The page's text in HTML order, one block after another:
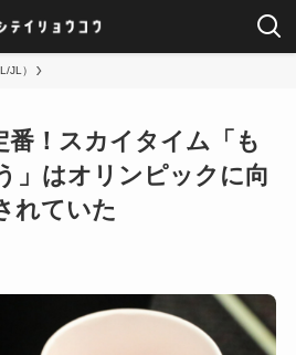
JL）
番！スカイタイム「も
」はオリンピックに向
れていた